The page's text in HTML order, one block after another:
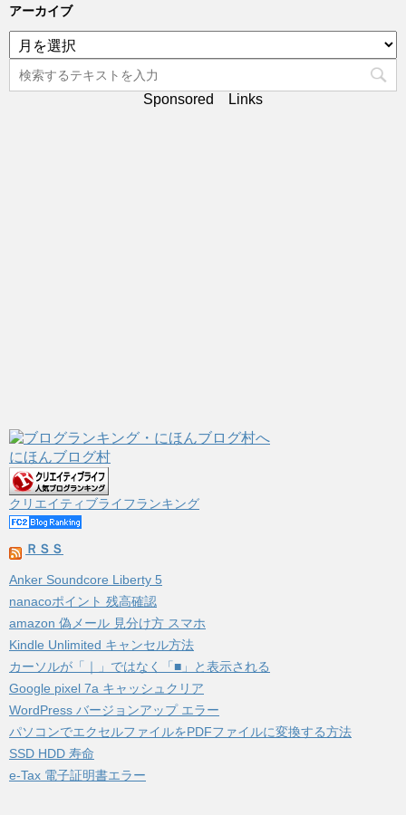
ゴ
リ
ー
アーカイブ
ア
ー
カ
イ
Sponsored Links
にほんブログ村
クリエイティブライフランキング
ＲＳＳ
Anker Soundcore Liberty 5
nanacoポイント 残高確認
amazon 偽メール 見分け方 スマホ
Kindle Unlimited キャンセル方法
カーソルが「｜」ではなく「■」と表示される
Google pixel 7a キャッシュクリア
WordPress バージョンアップ エラー
パソコンでエクセルファイルをPDFファイルに変換する方法
SSD HDD 寿命
e-Tax 電子証明書エラー